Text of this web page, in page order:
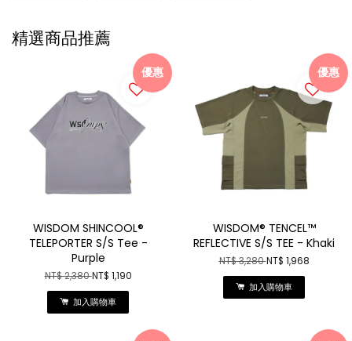
精選商品推薦
優惠
WISDOM SHINCOOL®
TELEPORTER S/S Tee -
Purple
NT$ 2,380NT$ 1,190
加入購物車
優惠
WISDOM® TENCEL™
REFLECTIVE S/S TEE - Khaki
NT$ 3,280NT$ 1,968
加入購物車